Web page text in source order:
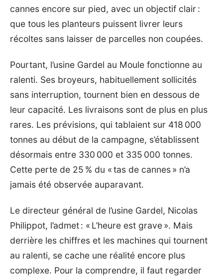
cannes encore sur pied, avec un objectif clair :
que tous les planteurs puissent livrer leurs
récoltes sans laisser de parcelles non coupées.
Pourtant, l’usine Gardel au Moule fonctionne au
ralenti. Ses broyeurs, habituellement sollicités
sans interruption, tournent bien en dessous de
leur capacité. Les livraisons sont de plus en plus
rares. Les prévisions, qui tablaient sur 418 000
tonnes au début de la campagne, s’établissent
désormais entre 330 000 et 335 000 tonnes.
Cette perte de 25 % du « tas de cannes » n’a
jamais été observée auparavant.
Le directeur général de l’usine Gardel, Nicolas
Philippot, l’admet : « L’heure est grave ». Mais
derrière les chiffres et les machines qui tournent
au ralenti, se cache une réalité encore plus
complexe. Pour la comprendre, il faut regarder